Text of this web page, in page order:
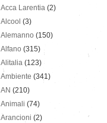
Acca Larentia (2)
Alcool (3)
Alemanno (150)
Alfano (315)
Alitalia (123)
Ambiente (341)
AN (210)
Animali (74)
Arancioni (2)